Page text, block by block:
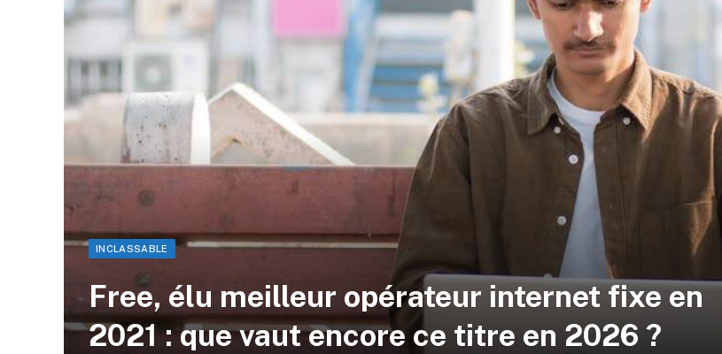
INCLASSABLE
Free, élu meilleur opérateur internet fixe en
2021 : que vaut encore ce titre en 2026 ?